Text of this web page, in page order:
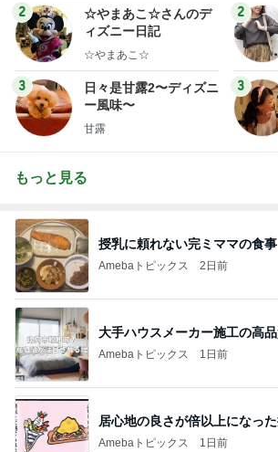
ログ
2
☆やまあこ☆さんのデ
ィズニー日記
☆やまあこ☆
3
日々是甘露2〜ディズニ
ー風味〜
甘露
2
3
もっと見る
授乳に頼れない完ミママの食事
Amebaトピックス 2日前
大手ハウスメーカー施工の高
Amebaトピックス 1日前
居心地の良さが倍以上になっ
Amebaトピックス 1日前